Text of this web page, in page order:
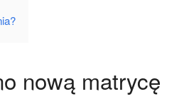
nową matrycę